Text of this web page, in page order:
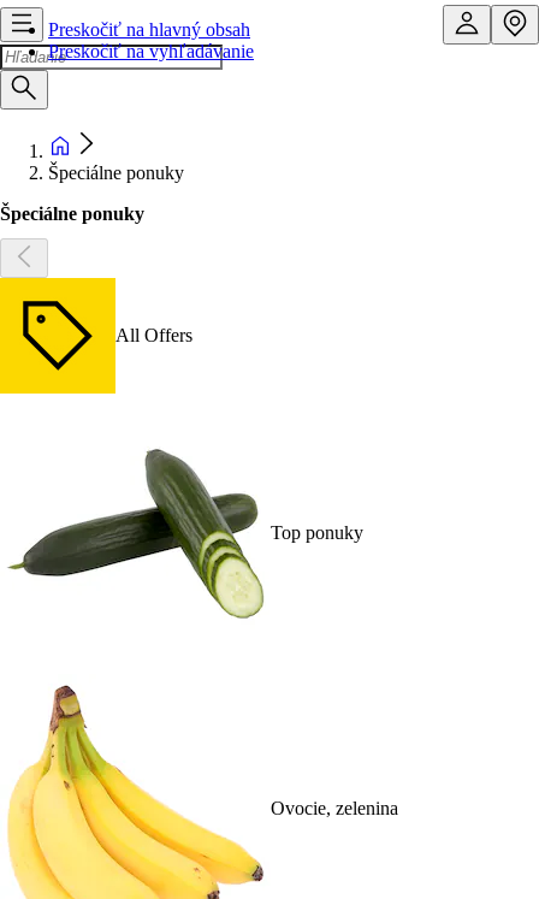
Preskočiť na hlavný obsah
Preskočiť na vyhľadávanie
Špeciálne ponuky
Špeciálne ponuky
All Offers
Top ponuky
Ovocie, zelenina